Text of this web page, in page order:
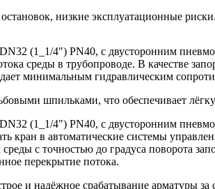
(1_1/4") PN40, с двусторонним
среды в трубопроводе. В качестве
минимальным гидравлическим
шпильками, что обеспечивает
(1_1/4") PN40, с двусторонним
кран в автоматические системы
с точностью до градуса поворота
перекрытие потока.
и надёжное срабатывание арматуры за
низкие эксплуатационные риски.